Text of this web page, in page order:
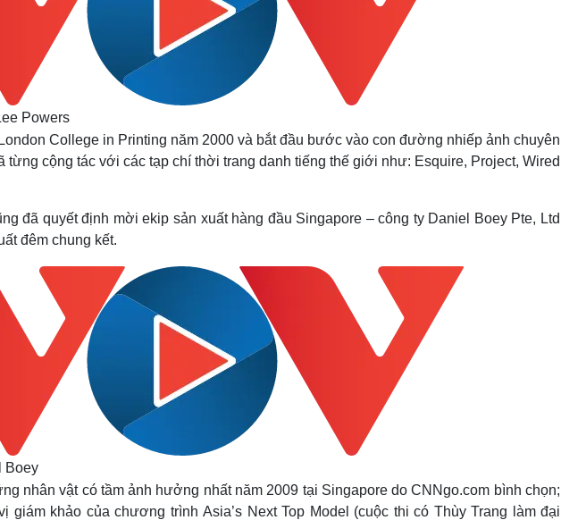
Powers
College in Printing năm 2000 và bắt đầu bước vào con đường nhiếp ảnh chuyên
từng cộng tác với các tạp chí thời trang danh tiếng thế giới như: Esquire, Project, Wired
đã quyết định mời ekip sản xuất hàng đầu Singapore – công ty Daniel Boey Pte, Ltd
đêm chung kết.
Boey
nhân vật có tầm ảnh hưởng nhất năm 2009 tại Singapore do CNNgo.com bình chọn;
giám khảo của chương trình Asia’s Next Top Model (cuộc thi có Thùy Trang làm đại